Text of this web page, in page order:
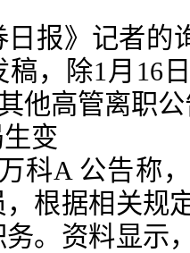
》记者的
稿，除1月16
他高管离职
变
A 公告称，
根据相关规
。资料显示